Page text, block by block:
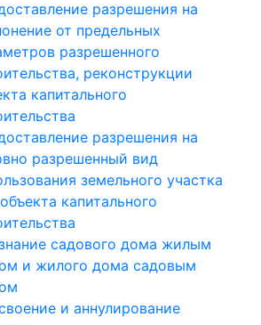
разрешения на
от предельных
разрешенного
реконструкции
капитального
разрешения на
разрешенный вид
земельного участка
капитального
садового дома жилым
и жилого дома садовым
и аннулирование